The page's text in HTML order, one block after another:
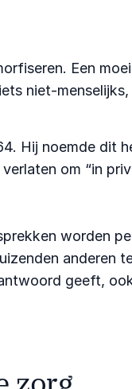
Een
niet-
Hij noemde dit
om “in
worden
anderen
geeft,